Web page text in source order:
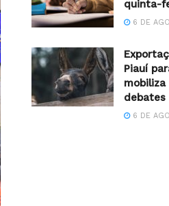
quinta-
6 DE
Piauí
debates
6 DE